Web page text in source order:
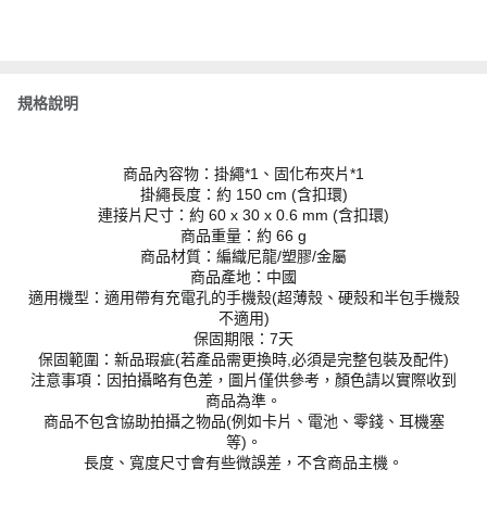
規格說明
商品內容物：掛繩*1、固化布夾片*1
掛繩長度：約 150 cm (含扣環)
連接片尺寸：約 60 x 30 x 0.6 mm (含扣環)
商品重量：約 66 g
商品材質：編織尼龍/塑膠/金屬
商品產地：中國
適用機型：適用帶有充電孔的手機殼(超薄殼、硬殼和半包手機殼
不適用)
保固期限：7天
保固範圍：新品瑕疵(若產品需更換時,必須是完整包裝及配件)
注意事項：因拍攝略有色差，圖片僅供參考，顏色請以實際收到
商品為準。
商品不包含協助拍攝之物品(例如卡片、電池、零錢、耳機塞
等)。
長度、寬度尺寸會有些微誤差，不含商品主機。